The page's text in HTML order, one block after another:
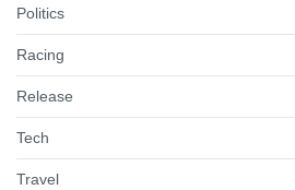
Politics
Racing
Release
Tech
Travel